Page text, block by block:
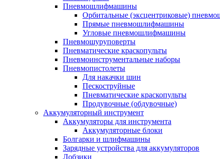
Пневмошлифмашины
Орбитальные (эксцентриковые)
Прямые пневмошлифмашины
Угловые пневмошлифмашины
Пневмошуруповерты
Пневматические краскопульты
Пневмоинструментальные наборы
Пневмопистолеты
Для накачки шин
Пескоструйные
Пневматические краскопульты
Продувочные (обдувочные)
Аккумуляторный инструмент
Аккумуляторы для инструмента
Аккумуляторные блоки
Болгарки и шлифмашины
Зарядные устройства для аккумуляторов
Лобзики